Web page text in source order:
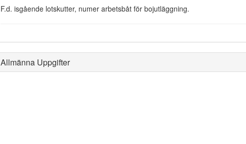
F.d. isgående lotskutter, numer arbetsbåt för bojutläggning.
Allmänna Uppgifter